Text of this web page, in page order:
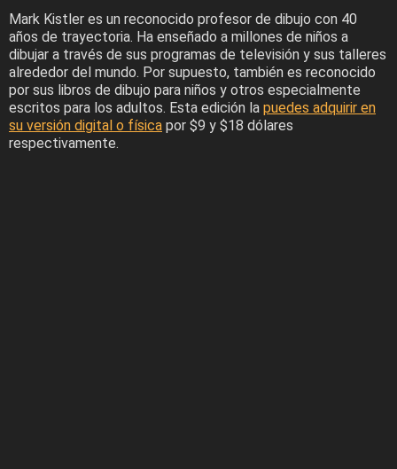
Mark Kistler es un reconocido profesor de dibujo con 40
años de trayectoria. Ha enseñado a millones de niños a
dibujar a través de sus programas de televisión y sus talleres
alrededor del mundo. Por supuesto, también es reconocido
por sus libros de dibujo para niños y otros especialmente
escritos para los adultos. Esta edición la puedes adquirir en
su versión digital o física por $9 y $18 dólares
respectivamente.